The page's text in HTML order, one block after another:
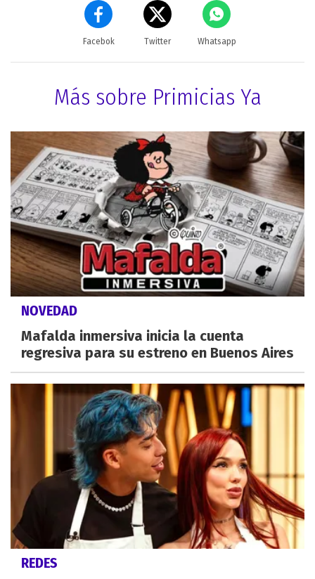
Facebok Twitter Whatsapp
Más sobre Primicias Ya
NOVEDAD
Mafalda inmersiva inicia la cuenta
regresiva para su estreno en Buenos Aires
REDES